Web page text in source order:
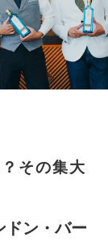
その集大
ドン・バー